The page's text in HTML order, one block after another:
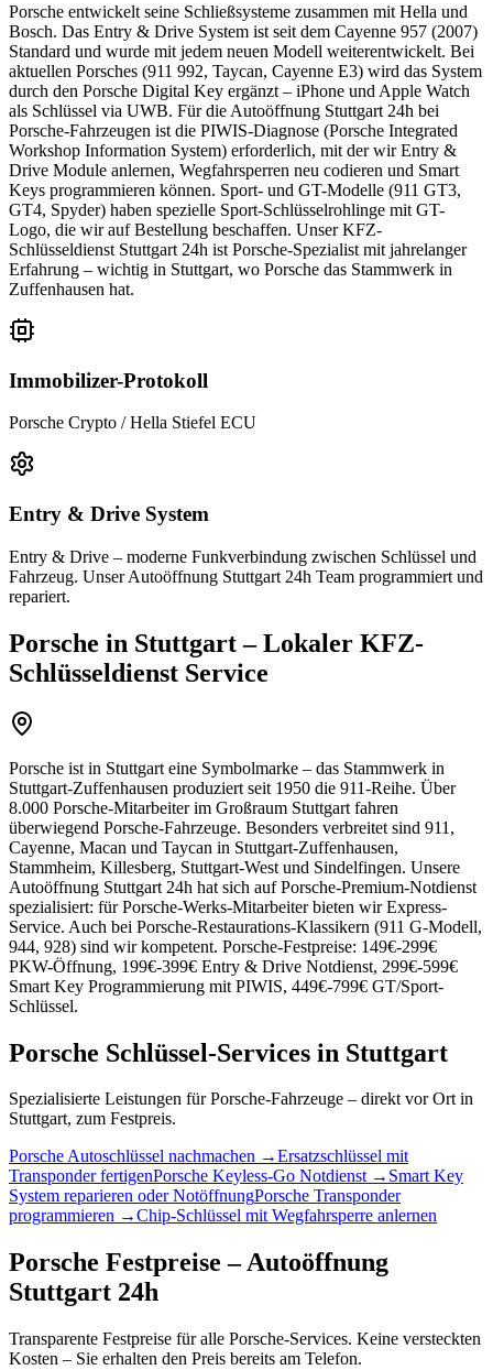
Porsche entwickelt seine Schließsysteme zusammen mit Hella und
Bosch. Das Entry & Drive System ist seit dem Cayenne 957 (2007)
Standard und wurde mit jedem neuen Modell weiterentwickelt. Bei
aktuellen Porsches (911 992, Taycan, Cayenne E3) wird das System
durch den Porsche Digital Key ergänzt – iPhone und Apple Watch
als Schlüssel via UWB. Für die Autoöffnung Stuttgart 24h bei
Porsche-Fahrzeugen ist die PIWIS-Diagnose (Porsche Integrated
Workshop Information System) erforderlich, mit der wir Entry &
Drive Module anlernen, Wegfahrsperren neu codieren und Smart
Keys programmieren können. Sport- und GT-Modelle (911 GT3,
GT4, Spyder) haben spezielle Sport-Schlüsselrohlinge mit GT-
Logo, die wir auf Bestellung beschaffen. Unser KFZ-
Schlüsseldienst Stuttgart 24h ist Porsche-Spezialist mit jahrelanger
Erfahrung – wichtig in Stuttgart, wo Porsche das Stammwerk in
Zuffenhausen hat.
Immobilizer-Protokoll
Porsche Crypto / Hella Stiefel ECU
Entry & Drive System
Entry & Drive – moderne Funkverbindung zwischen Schlüssel und
Fahrzeug. Unser Autoöffnung Stuttgart 24h Team programmiert und
repariert.
Porsche in Stuttgart – Lokaler KFZ-
Schlüsseldienst Service
Porsche ist in Stuttgart eine Symbolmarke – das Stammwerk in
Stuttgart-Zuffenhausen produziert seit 1950 die 911-Reihe. Über
8.000 Porsche-Mitarbeiter im Großraum Stuttgart fahren
überwiegend Porsche-Fahrzeuge. Besonders verbreitet sind 911,
Cayenne, Macan und Taycan in Stuttgart-Zuffenhausen,
Stammheim, Killesberg, Stuttgart-West und Sindelfingen. Unsere
Autoöffnung Stuttgart 24h hat sich auf Porsche-Premium-Notdienst
spezialisiert: für Porsche-Werks-Mitarbeiter bieten wir Express-
Service. Auch bei Porsche-Restaurations-Klassikern (911 G-Modell,
944, 928) sind wir kompetent. Porsche-Festpreise: 149€-299€
PKW-Öffnung, 199€-399€ Entry & Drive Notdienst, 299€-599€
Smart Key Programmierung mit PIWIS, 449€-799€ GT/Sport-
Schlüssel.
Porsche Schlüssel-Services in Stuttgart
Spezialisierte Leistungen fürPorsche-Fahrzeuge – direkt vor Ort in
Stuttgart, zum Festpreis.
PorscheAutoschlüssel nachmachen →Ersatzschlüssel mit
Transponder fertigenPorsche Keyless-Go Notdienst→ Smart Key
System reparieren oder NotöffnungPorsche Transponder
programmieren →Chip-Schlüssel mit Wegfahrsperre anlernen
Porsche Festpreise – Autoöffnung
Stuttgart 24h
Transparente Festpreise für alle Porsche-Services. Keine versteckten
Kosten – Sie erhalten den Preis bereits am Telefon.